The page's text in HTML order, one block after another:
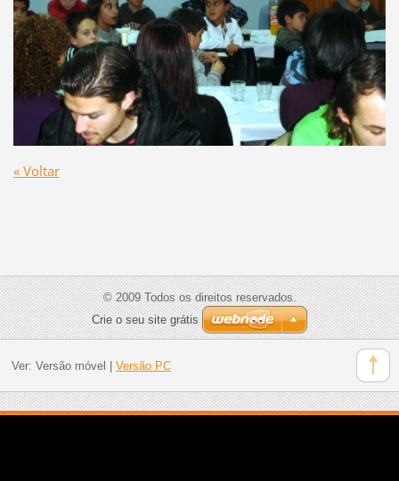
« Voltar
© 2009 Todos os direitos reservados.
Crie o seu site grátis
Ver: Versão móvel Versão PC